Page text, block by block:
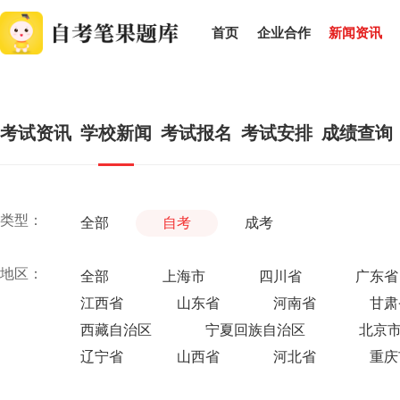
首页 企业合作 新闻资讯
考试资讯 学校新闻 考试报名 考试安排 成绩查询
类型： 全部 自考 成考
地区： 全部 上海市 四川省
广东省
江西省
山东省 河南省
甘
西藏自治区
宁夏回族自治区
北京
辽宁省
山西省 河北省 重